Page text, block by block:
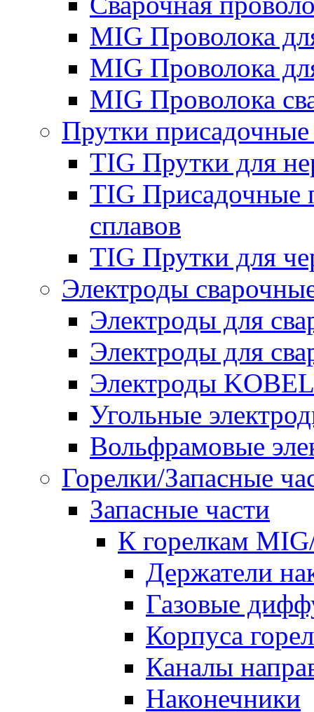
MIG Проволока
MIG Проволока
MIG Проволока
Прутки
TIG Прутки для
TIG Присадочные
сплавов
TIG Прутки для
Электроды
Электроды для
Электроды для
Электроды
Угольные
Вольфрамовые
Горелки/Запасные
Запасные части
К горелкам
Держатели
Газовые
Корпуса
Каналы
Наконечники